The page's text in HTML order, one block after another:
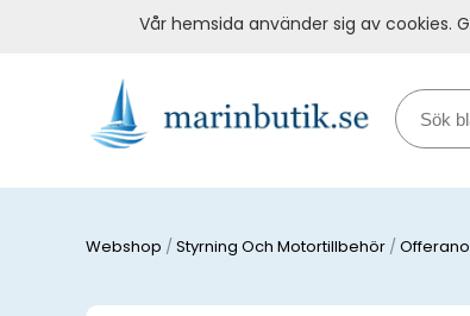
Webshop /Styrning Och Motortillbehör /
Vår hemsida använder sig av